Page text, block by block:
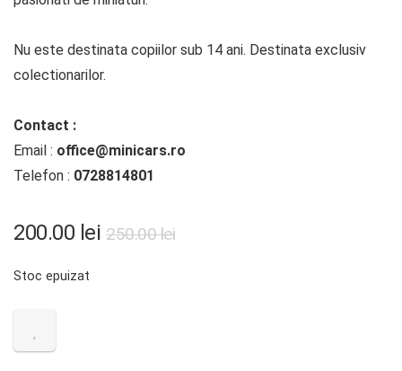
Nu este destinata copiilor sub 14 ani. Destinata exclusiv
colectionarilor.
Contact :
Email : office@minicars.ro
Telefon : 0728814801
250.00leiPrețul
200.00 lei
Prețul
Stoc epuizat